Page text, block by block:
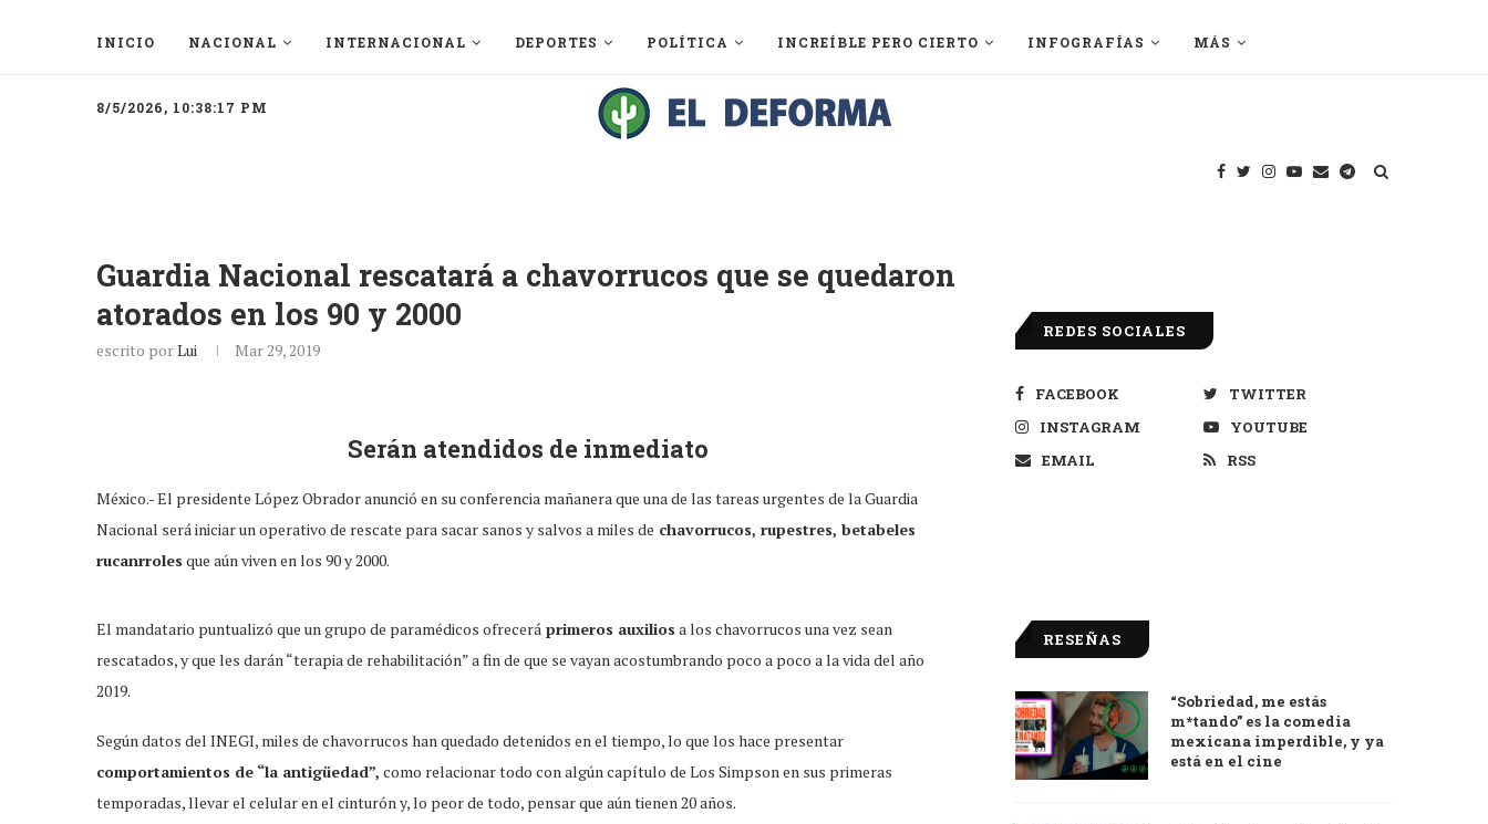
INICIO NACIONAL INTERNACIONAL DEPORTES POLÍTICA INCREÍBLE PERO CIERTO INFOGRAFÍAS MÁS
8/5/2026, 10:38:17 PM
Guardia Nacional rescatará a chavorrucos que se quedaron
atorados en los 90 y 2000
escrito porLui Mar 29, 2019
Serán atendidos de inmediato
México.- El presidente López Obrador anunció en su conferencia mañanera que una de las tareas urgentes de la Guardia
Nacional será iniciar un operativo de rescate para sacar sanos y salvos a miles de chavorrucos, rupestres, betabeles
rucanrroles que aún viven en los 90 y 2000.
El mandatario puntualizó que un grupo de paramédicos ofrecerá primeros auxilios a los chavorrucos una vez sean
rescatados, y que les darán “terapia de rehabilitación” a fin de que se vayan acostumbrando poco a poco a la vida del año
2019.
Según datos del INEGI, miles de chavorrucos han quedado detenidos en el tiempo, lo que los hace presentar
comportamientos de “la antigüedad”, como relacionar todo con algún capítulo de Los Simpson en sus primeras
temporadas, llevar el celular en el cinturón y, lo peor de todo, pensar que aún tienen 20 años.
REDES SOCIALES
FACEBOOK
TWITTER
INSTAGRAM
YOUTUBE
EMAIL
RSS
RESEÑAS
9.0
“Sobriedad, me estás
m*tando” es la comedia
mexicana imperdible, y ya
está en el cine